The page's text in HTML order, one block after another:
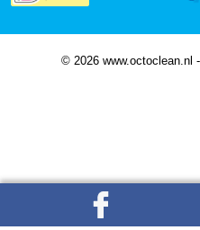
© 2026 www.octoclean.nl